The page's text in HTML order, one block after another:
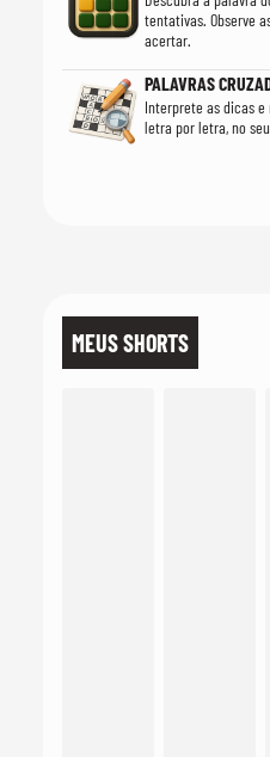
tentativas. Observe
acertar.
PALAVRAS
Interprete as dicas
letra por letra, no
MEUS SHORTS